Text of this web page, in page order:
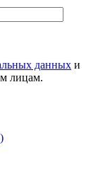
данных и
лицам.